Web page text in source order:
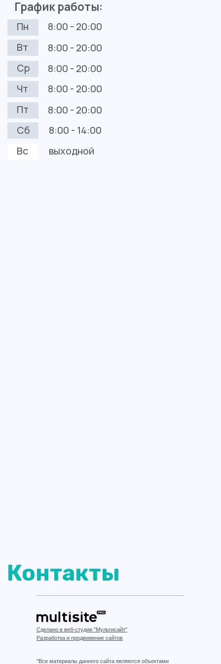
Сделано в веб-студии "Мультисайт"
Разработка и продвижение сайтов
"Все материалы данного сайта являются объектами